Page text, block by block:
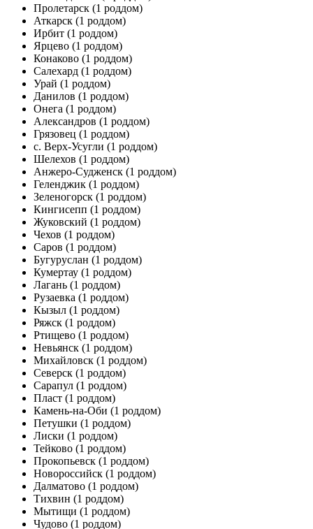
Пролетарск (1 роддом)
Аткарск (1 роддом)
Ирбит (1 роддом)
Ярцево (1 роддом)
Конаково (1 роддом)
Салехард (1 роддом)
Урай (1 роддом)
Данилов (1 роддом)
Онега (1 роддом)
Александров (1 роддом)
Грязовец (1 роддом)
с. Верх-Усугли (1 роддом)
Шелехов (1 роддом)
Анжеро-Судженск (1 роддом)
Геленджик (1 роддом)
Зеленогорск (1 роддом)
Кингисепп (1 роддом)
Жуковский (1 роддом)
Чехов (1 роддом)
Саров (1 роддом)
Бугуруслан (1 роддом)
Кумертау (1 роддом)
Лагань (1 роддом)
Рузаевка (1 роддом)
Кызыл (1 роддом)
Ряжск (1 роддом)
Ртищево (1 роддом)
Невьянск (1 роддом)
Михайловск (1 роддом)
Северск (1 роддом)
Сарапул (1 роддом)
Пласт (1 роддом)
Камень-на-Оби (1 роддом)
Петушки (1 роддом)
Лиски (1 роддом)
Тейково (1 роддом)
Прокопьевск (1 роддом)
Новороссийск (1 роддом)
Далматово (1 роддом)
Тихвин (1 роддом)
Мытищи (1 роддом)
Чудово (1 роддом)